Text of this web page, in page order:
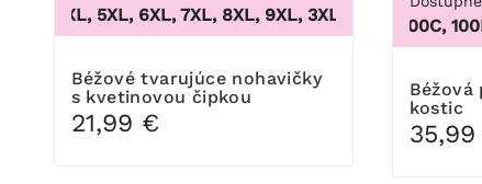
3XL, 4XL, 5XL, 6XL, 7XL, 8XL, 9XL,3XL, 4XL, 5XL, 6XL,
Béžové tvarujúce nohavičky
s kvetinovou čipkou
21,99 €
100B, 100C, 100D,
Béžová podprsenka bez
kostic